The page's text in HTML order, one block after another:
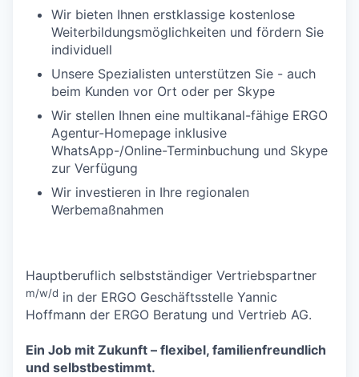
Wir bieten Ihnen erstklassige kostenlose
Weiterbildungsmöglichkeiten und fördern Sie
individuell
Unsere Spezialisten unterstützen Sie - auch
beim Kunden vor Ort oder per Skype
Wir stellen Ihnen eine multikanal-fähige ERGO
Agentur-Homepage inklusive
WhatsApp-/Online-Terminbuchung und Skype
zur Verfügung
Wir investieren in Ihre regionalen
Werbemaßnahmen
Hauptberuflich selbstständiger Vertriebspartner
m/w/d in der ERGO Geschäftsstelle Yannic
Hoffmann der ERGO Beratung und Vertrieb AG.
Ein Job mit Zukunft – flexibel, familienfreundlich
und selbstbestimmt.